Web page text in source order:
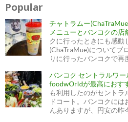
ビ
ゲ
ー
シ
ョ
ン
Popular
チャトラムー
メニューとバンコクの店
クに行ったときにも感動
(ChaTraMue)についてブ
りに行ったバンコクで再
バンコク セントラルワ
foodwOrldが最高におす
も利用したのがセントラ
ドコート。バンコクに
んありますが、円安の昨